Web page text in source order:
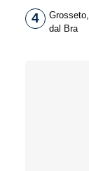
4
dal Bra